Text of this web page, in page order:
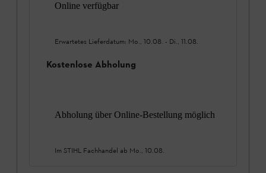
Online verfügbar
Erwartetes Lieferdatum: Mo., 10.08. - Di., 11.08.
Kostenlose Abholung
Abholung über Online-Bestellung möglich
Im STIHL Fachhandel ab Mo., 10.08.